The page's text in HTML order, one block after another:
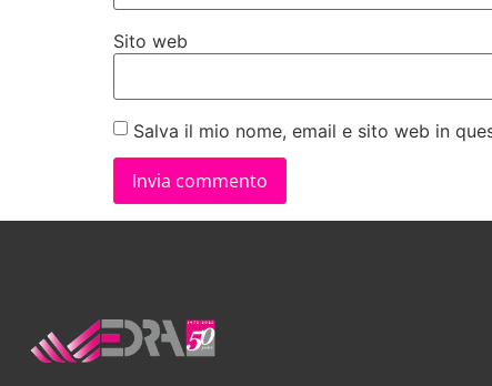
Sito web
Salva il mio nome, email e sito web in